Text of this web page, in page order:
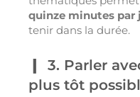
quinze minutes par
tenir dans la durée.
3. Parler
plus tôt